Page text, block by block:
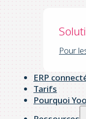
Pour
ERP
Tarifs
Pourquoi